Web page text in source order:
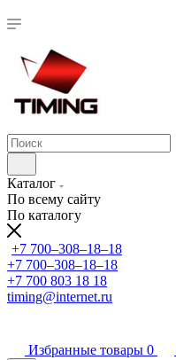
Каталог
По всему сайту
По каталогу
+7 700‒308‒18‒18
+7 700‒308‒18‒18
+7 700 803 18 18
timing@internet.ru
Избранные товары 0